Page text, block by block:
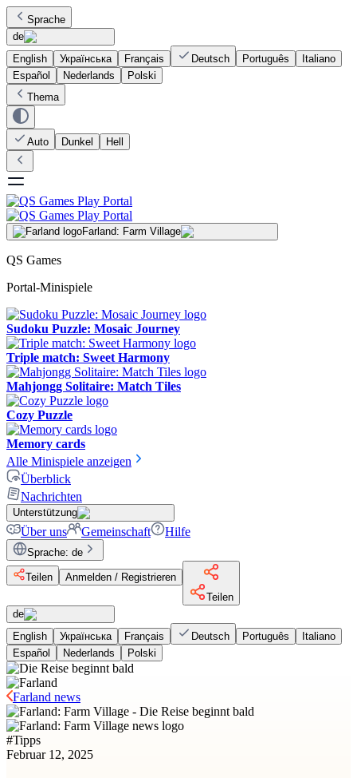
Sprache
de
English
Українська Français Deutsch Português
Italiano
Español
Nederlands
Polski
Thema
Auto Dunkel Hell
Farland: Farm Village
QS Games
Portal-Minispiele
Sudoku Puzzle: Mosaic Journey
Triple match: Sweet Harmony
Mahjongg Solitaire: Match Tiles
Cozy Puzzle
Memory cards
Alle Minispiele anzeigen
Überblick
Nachrichten
Unterstützung
Über uns Gemeinschaft Hilfe
Sprache: de
Teilen
Anmelden / Registrieren
Teilen
de
English
Українська Français Deutsch Português
Italiano
Español
Nederlands Polski
Farland news
#Tipps
Februar 12, 2025